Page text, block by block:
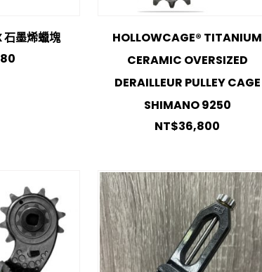
石墨烯蠟塊
HOLLOWCAGE® TITANIUM
CERAMIC OVERSIZED
DERAILLEUR PULLEY CAGE
SHIMANO 9250
NT$36,800